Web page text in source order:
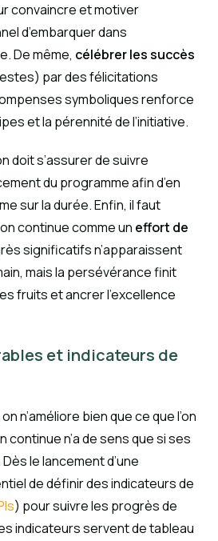
convaincre et motiver
d’embarquer dans
De même, célébrer les succès
par des félicitations
symboliques renforce
et la pérennité de l’initiative.
doit s’assurer de suivre
du programme afin d’en
sur la durée. Enfin, il faut
continue comme un effort de
significatifs n’apparaissent
mais la persévérance finit
fruits et ancrer l’excellence
et indicateurs de
n’améliore bien que ce que l’on
continue n’a de sens que si ses
le lancement d’une
de définir des indicateurs de
) pour suivre les progrès de
indicateurs servent de tableau